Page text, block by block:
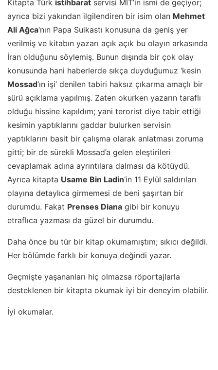
Kitapta Türk istihbarat servisi MİT’in ismi de geçiyor;
ayrıca bizi yakından ilgilendiren bir isim olan Mehmet
Ali Ağca‘nın Papa Suikastı konusuna da geniş yer
verilmiş ve kitabın yazarı açık açık bu olayın arkasında
İran olduğunu söylemiş. Bunun dışında bir çok olay
konusunda hani haberlerde sıkça duyduğumuz ‘kesin
Mossad‘ın işi’ denilen tabiri haksız çıkarma amaçlı bir
sürü açıklama yapılmış. Zaten okurken yazarın taraflı
olduğu hissine kapıldım; yani terorist diye tabir ettiği
kesimin yaptıklarını gaddar bulurken servisin
yaptıklarını basit bir çalışma olarak anlatması zoruma
gitti; bir de sürekli Mossad’a gelen eleştirileri
cevaplamak adına ayrıntılara dalması da kötüydü.
Ayrıca kitapta Usame Bin Ladin‘in 11 Eylül saldırıları
olayına detaylıca girmemesi de beni şaşırtan bir
durumdu. Fakat Prenses Diana gibi bir konuyu
etraflıca yazması da güzel bir durumdu.
Daha önce bu tür bir kitap okumamıştım; sıkıcı değildi.
Her bölümde farklı bir konuya değindi yazar.
Geçmişte yaşananları hiç olmazsa röportajlarla
desteklenen bir kitapta okumak iyi bir deneyim olabilir.
İyi okumalar.